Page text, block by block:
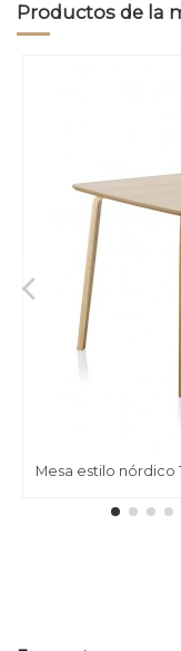
Productos de la
Mesa estilo nórdico